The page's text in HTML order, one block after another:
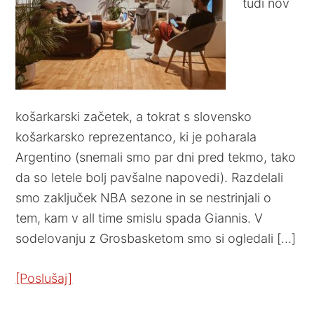
tudi nov
košarkarski začetek, a tokrat s slovensko
košarkarsko reprezentanco, ki je poharala
Argentino (snemali smo par dni pred tekmo, tako
da so letele bolj pavšalne napovedi). Razdelali
smo zaključek NBA sezone in se nestrinjali o
tem, kam v all time smislu spada Giannis. V
sodelovanju z Grosbasketom smo si ogledali […]
[Poslušaj]